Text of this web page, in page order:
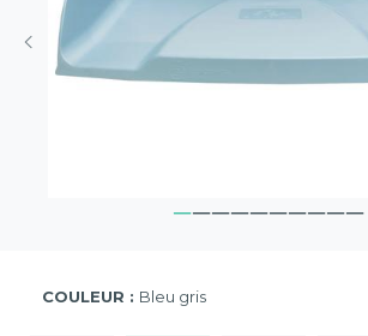
COULEUR : Bleu gris